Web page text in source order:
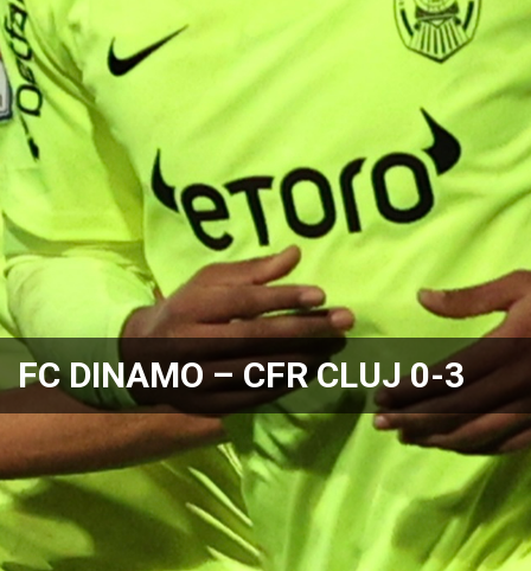
FC DINAMO – CFR CLUJ 0-3